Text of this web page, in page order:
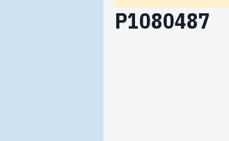
P1080487